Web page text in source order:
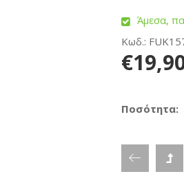
Άμεσα,
Κωδ.:
Ποσότητα: